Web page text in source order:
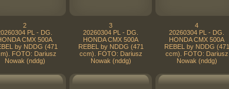
2
PL - DG.
CMX 500A
by NDDG (471
FOTO: Dariusz
Nowak (nddg)
3
20260304 PL - DG.
HONDA CMX 500A
REBEL by NDDG (471
ccm). FOTO: Dariusz
Nowak (nddg)
4
20260304 PL - DG.
HONDA CMX 500A
REBEL by NDDG (471
ccm). FOTO: Dariusz
Nowak (nddg)